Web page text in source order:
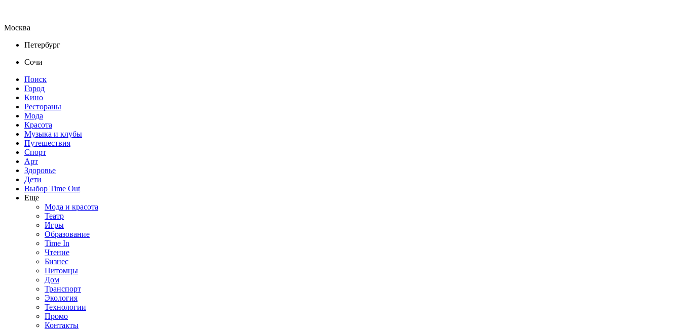
Москва
Петербург
Сочи
Поиск
Город
Кино
Рестораны
Мода
Красота
Музыка и клубы
Путешествия
Спорт
Арт
Здоровье
Дети
Выбор Time Out
Еще
Мода и красота
Театр
Игры
Образование
Time In
Чтение
Бизнес
Питомцы
Дом
Транспорт
Экология
Технологии
Промо
Контакты